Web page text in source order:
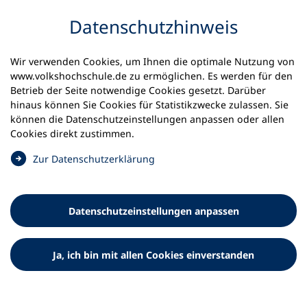
Datenschutz­hinweis
Wir verwenden Cookies, um Ihnen die optimale Nutzung von
www.volkshochschule.de zu ermöglichen. Es werden für den
Betrieb der Seite notwendige Cookies gesetzt. Darüber
hinaus können Sie Cookies für Statistikzwecke zulassen. Sie
können die Datenschutz­einstellungen anpassen oder allen
Cookies direkt zustimmen.
Zur Datenschutz­erklärung
Datenschutz­einstellungen anpassen
Ja, ich bin mit allen Cookies einverstanden
Diskret aber stark gegen Einsamkeit
23.06.2026
Diskret aber stark gegen
Einsamkeit